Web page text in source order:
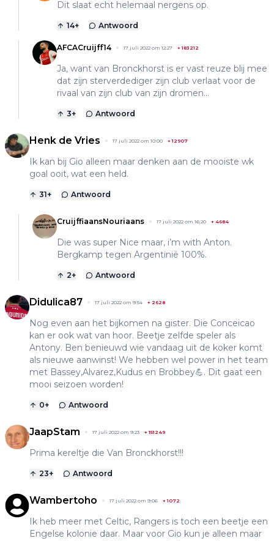
Dit slaat echt helemaal nergens op.
14+ Antwoord
AFCACruijff14 17 juli 2022 om 12:27 +183212
Ja, want van Bronckhorst is er vast reuze blij mee
dat zijn sterverdediger zijn club verlaat voor de
rivaal van zijn club van zijn dromen...
3+ Antwoord
Henk de Vries 17 juli 2022 om 10:00 +12907
Ik kan bij Gio alleen maar denken aan de mooiste wk
goal ooit, wat een held.
31+ Antwoord
CruijffiaansNouriaans 17 juli 2022 om 16:20 + 4684
Die was super Nice maar, i’m with Anton.
Bergkamp tegen Argentinië 100%.
2+ Antwoord
Didulica87 17 juli 2022 om 9:54 + 2628
Nog even aan het bijkomen na gister. Die Conceicao
kan er ook wat van hoor. Beetje zelfde speler als
Antony. Ben benieuwd wie vandaag uit de koker komt
als nieuwe aanwinst! We hebben wel power in het team
met Bassey,Alvarez,Kudus en Brobbey💪. Dit gaat een
mooi seizoen worden!
0+ Antwoord
JaapStam 17 juli 2022 om 9:23 +151249
Prima kereltje die Van Bronckhorst!!!
23+ Antwoord
Wambertoho 17 juli 2022 om 9:06 +1072
Ik heb meer met Celtic, Rangers is toch een beetje een
Engelse kolonie daar. Maar voor Gio kun je alleen maar